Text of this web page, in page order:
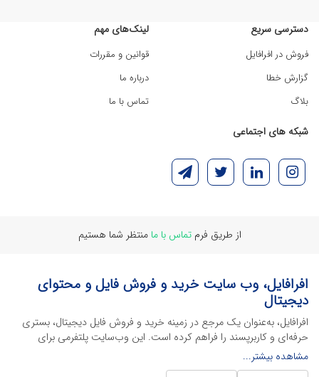
دسترسی سریع
فروش در افرافایل
گزارش خطا
بلاگ
لینک‌های مهم
قوانین و مقررات
درباره ما
تماس با ما
شبکه های اجتماعی
از طریق فرمتماس با ما منتظر شما هستیم
افرافایل، وب سایت خرید و فروش فایل و محتوای
دیجیتال
افرافایل، به‌عنوان یک مرجع در زمینه خرید و فروش فایل دیجیتال، بستری
حرفه‌ای و کاربرپسند را فراهم کرده است. این وب‌سایت‌ پلتفرمی برای
طراحان، دانشجویان و فریلنسرها ایجاد می‌کند تا به راحتی محصولات
دیجیتال خود را به فروش رسانده یا از محتواهایی باکیفیت برای پیشبرد
مشاهده بیشتر...